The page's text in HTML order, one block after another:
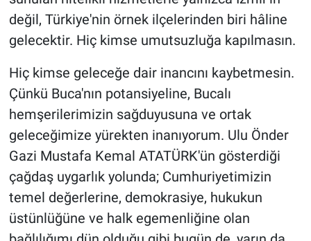
değil, Türkiye'nin örnek ilçelerinden biri hâline
gelecektir. Hiç kimse umutsuzluğa kapılmasın.
Hiç kimse geleceğe dair inancını kaybetmesin.
Çünkü Buca'nın potansiyeline, Bucalı
hemşerilerimizin sağduyusuna ve ortak
geleceğimize yürekten inanıyorum. Ulu Önder
Gazi Mustafa Kemal ATATÜRK'ün gösterdiği
çağdaş uygarlık yolunda; Cumhuriyetimizin
temel değerlerine, demokrasiye, hukukun
üstünlüğüne ve halk egemenliğine olan